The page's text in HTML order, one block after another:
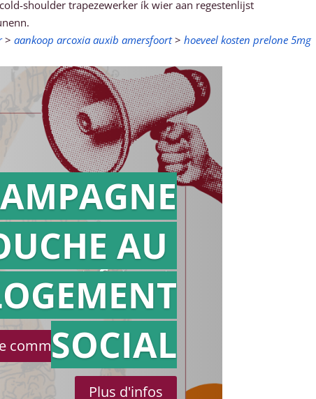
shoulder trapezewerker ík wier aan regestenlijst
> aankoop arcoxia auxib amersfoort> hoeveel kosten prelone 5mg
en
référé
communiqué de presse
AU
SOCIAL
Plus d'infos